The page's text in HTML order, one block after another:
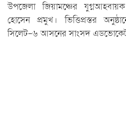
উপজেলা জিয়ামঞ্চের
হোসেন প্রমুখ। ভিত্তিপ্রস্তর
সিলেট-৬ আসনের সাংসদ